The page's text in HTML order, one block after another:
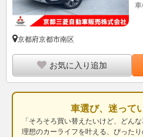
車
京都府京都市南区
お気に入り追加
車選び、迷って
「そろそろ買い替えたいけど、どん
理想のカーライフを叶える、ぴった